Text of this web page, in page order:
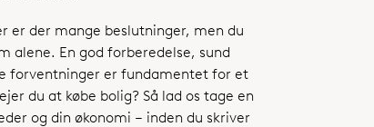
er der mange beslutninger, men du
alene. En god forberedelse, sund
forventninger er fundamentet for et
du at købe bolig? Så lad os tage en
og din økonomi – inden du skriver